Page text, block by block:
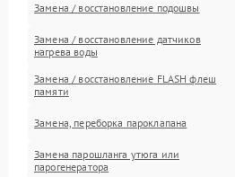
Замена / восстановление подошвы
Замена / восстановление датчиков
нагрева воды
Замена / восстановление FLASH флеш
памяти
Замена, переборка пароклапана
Замена парошланга утюга или
парогенератора